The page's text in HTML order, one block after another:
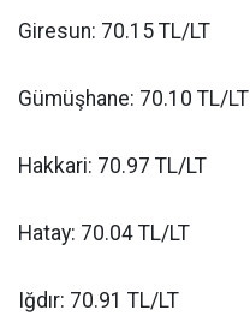
Giresun: 70.15 TL/LT
Gümüşhane: 70.10 TL/LT
Hakkari: 70.97 TL/LT
Hatay: 70.04 TL/LT
Iğdır: 70.91 TL/LT